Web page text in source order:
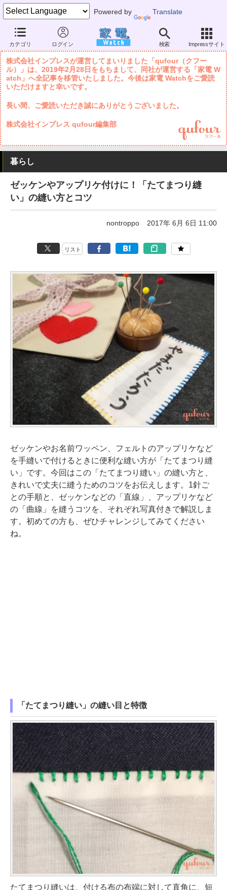
Powered by Translate
カテゴリ ログイン 検索 Impressサイト
家電 Watch 暮らし 住まい・雑貨 暮らしの知識・エコ
株式会社インプレスが運営してまいりました「qufour（クフー
ル）」は、2019年2月28日をもちまして、同社が運営する「家電 W
atch」へ全記事を移管いたしました。今後は家電 Watchをご愛読
いただけますと幸いです。
長い間、ご愛読いただき誠にありがとうございました。
株式会社インプレス qufour編集部
暮らし
ゼッケンやアップリケ付けに！「たてまつり縫
い」の縫い方とコツ
nontroppo 2017年 6月 6日 11:00
リスト
ゼッケンやお名前ワッペン、フェルトのアップリケなど
を手縫いで付けるときに便利な縫い方が「たてまつり縫
い」です。今回はこの「たてまつり縫い」の縫い方と、
きれいで丈夫に縫うためのコツをお伝えします。1針ご
との手順と、ゼッケンなどの「直線」、アップリケなど
の「曲線」を縫うコツを、それぞれ写真付きで解説しま
す。初めての方も、ぜひチャレンジしてみてください
ね。
「たてまつり縫い」の縫い目と特徴
たてまつり縫いは、付ける布の布端に対して直角に、短